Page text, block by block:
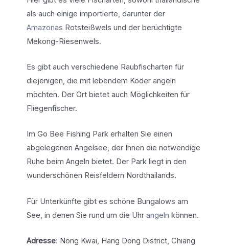
als auch einige importierte, darunter der
Amazonas Rotsteißwels und der berüchtigte
Mekong-Riesenwels.
Es gibt auch verschiedene Raubfischarten für
diejenigen, die mit lebendem Köder angeln
möchten. Der Ort bietet auch Möglichkeiten für
Fliegenfischer.
Im Go Bee Fishing Park erhalten Sie einen
abgelegenen Angelsee, der Ihnen die notwendige
Ruhe beim Angeln bietet. Der Park liegt in den
wunderschönen Reisfeldern Nordthailands.
Für Unterkünfte gibt es schöne Bungalows am
See, in denen Sie rund um die Uhr angeln können.
Adresse: Nong Kwai, Hang Dong District, Chiang